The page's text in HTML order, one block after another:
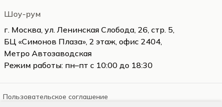
Шоу-рум
г. Москва, ул. Ленинская Слобода, 26, стр. 5,
БЦ «Симонов Плаза», 2 этаж, офис 2404,
Метро Автозаводская
Режим работы: пн–пт с 10:00 до 18:30
Пользовательское соглашение